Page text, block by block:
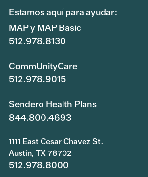
Estamos aquí para ayudar:
MAP y MAP Basic
512.978.8130
CommUnityCare
512.978.9015
Sendero Health Plans
844.800.4693
1111 East Cesar Chavez St.
Austin, TX 78702
512.978.8000